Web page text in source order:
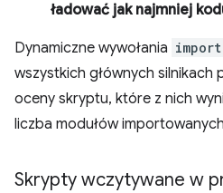
ładować jak najmniej
Dynamiczne wywołania
wszystkich głównych silnikach
oceny skryptu, które z nich
liczba modułów
Skrypty wczytywane w